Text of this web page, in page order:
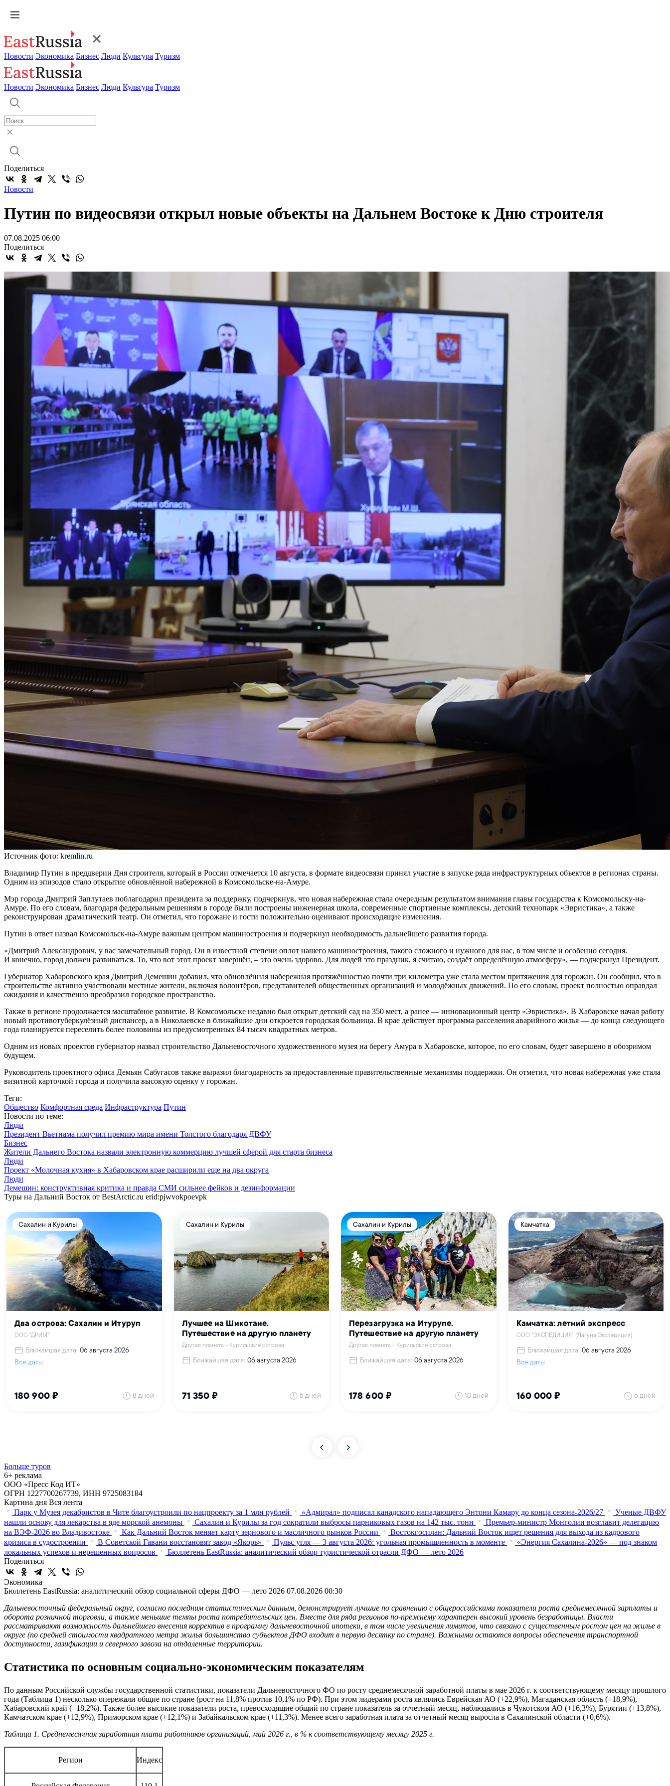
Новости Экономика Бизнес Люди Культура Туризм
Новости Экономика Бизнес Люди Культура Туризм
Поделиться
Новости
Путин по видеосвязи открыл новые объекты на Дальнем Востоке к Дню строителя
07.08.2025 06:00
Поделиться
Источник фото: kremlin.ru
Владимир Путин в преддверии Дня строителя, который в России отмечается 10 августа, в формате видеосвязи принял участие в запуске ряда инфраструктурных объектов в регионах страны.
Одним из эпизодов стало открытие обновлённой набережной в Комсомольске-на-Амуре.
Мэр города Дмитрий Заплутаев поблагодарил президента за поддержку, подчеркнув, что новая набережная стала очередным результатом внимания главы государства к Комсомольску-на-
Амуре. По его словам, благодаря федеральным решениям в городе были построены инженерная школа, современные спортивные комплексы, детский технопарк «Эвристика», а также
реконструирован драматический театр. Он отметил, что горожане и гости положительно оценивают происходящие изменения.
Путин в ответ назвал Комсомольск-на-Амуре важным центром машиностроения и подчеркнул необходимость дальнейшего развития города.
«Дмитрий Александрович, у вас замечательный город. Он в известной степени оплот нашего машиностроения, такого сложного и нужного для нас, в том числе и особенно сегодня.
И конечно, город должен развиваться. То, что вот этот проект завершён, – это очень здорово. Для людей это праздник, я считаю, создаёт определённую атмосферу», — подчеркнул Президент.
Губернатор Хабаровского края Дмитрий Демешин добавил, что обновлённая набережная протяжённостью почти три километра уже стала местом притяжения для горожан. Он сообщил, что в
строительстве активно участвовали местные жители, включая волонтёров, представителей общественных организаций и молодёжных движений. По его словам, проект полностью оправдал
ожидания и качественно преобразил городское пространство.
Также в регионе продолжается масштабное развитие. В Комсомольске недавно был открыт детский сад на 350 мест, а ранее — инновационный центр «Эвристика». В Хабаровске начал работу
новый противотуберкулёзный диспансер, а в Николаевске в ближайшие дни откроется городская больница. В крае действует программа расселения аварийного жилья — до конца следующего
года планируется переселить более половины из предусмотренных 84 тысяч квадратных метров.
Одним из новых проектов губернатор назвал строительство Дальневосточного художественного музея на берегу Амура в Хабаровске, которое, по его словам, будет завершено в обозримом
будущем.
Руководитель проектного офиса Демьян Сабугасов также выразил благодарность за предоставленные правительственные механизмы поддержки. Он отметил, что новая набережная уже стала
визитной карточкой города и получила высокую оценку у горожан.
Теги:
Общество Комфортная среда Инфраструктура Путин
Новости по теме:
Люди
Президент Вьетнама получил премию мира имени Толстого благодаря ДВФУ
Бизнес
Жители Дальнего Востока назвали электронную коммерцию лучшей сферой для старта бизнеса
Люди
Проект «Молочная кухня» в Хабаровском крае расширили еще на два округа
Люди
Демешин: конструктивная критика и правда СМИ сильнее фейков и дезинформации
Туры на Дальний Восток от BestArctic.ru erid:pjwvokpoevpk
Больше туров
6+ реклама
ООО «Пресс Код ИТ»
ОГРН 1227700267739, ИНН 9725083184
Картина дня Вся лента
Парк у Музея декабристов в Чите благоустроили по нацпроекту за 1 млн рублей
«Адмирал» подписал канадского нападающего Энтони Камару до конца сезона-2026/27
Ученые ДВФУ
нашли основу для лекарства в яде морской анемоны
Сахалин и Курилы за год сократили выбросы парниковых газов на 142 тыс. тонн
Премьер-министр Монголии возглавит делегацию
на ВЭФ‑2026 во Владивостоке
Как Дальний Восток меняет карту зернового и масличного рынков России
Востокгосплан: Дальний Восток ищет решения для выхода из кадрового
кризиса в судостроении
В Советской Гавани восстановят завод «Якорь» Пульс угля — 3 августа 2026: угольная промышленность в моменте
«Энергия Сахалина-2026» — под знаком
локальных успехов и нерешенных вопросов
Бюллетень EastRussia: аналитический обзор туристической отрасли ДФО — лето 2026
Поделиться
Экономика
Бюллетень EastRussia: аналитический обзор социальной сферы ДФО — лето 2026 07.08.2026 00:30
Дальневосточный федеральный округ, согласно последним статистическим данным, демонстрирует лучшие по сравнению с общероссийскими показатели роста среднемесячной зарплаты и
оборота розничной торговли, а также меньшие темпы роста потребительских цен. Вместе для ряда регионов по-прежнему характерен высокий уровень безработицы. Власти
рассматривают возможность дальнейшего внесения корректив в программу дальневосточной ипотеки, в том числе увеличения лимитов, что связано с существенным ростом цен на жилье в
округе (по средней стоимости квадратного метра жилья большинство субъектов ДФО входит в первую десятку по стране). Важными остаются вопросы обеспечения транспортной
доступности, газификации и северного завоза на отдаленные территории.
Статистика по основным социально-экономическим показателям
По данным Российской службы государственной статистики, показатели Дальневосточного ФО по росту среднемесячной заработной платы в мае 2026 г. к соответствующему месяцу прошлого
года (Таблица 1) несколько опережали общие по стране (рост на 11,8% против 10,1% по РФ). При этом лидерами роста являлись Еврейская АО (+22,9%), Магаданская область (+18,9%),
Хабаровский край (+18,2%). Также более высокие показатели роста, превосходящие общий по стране показатель за отчетный месяц, наблюдались в Чукотском АО (+16,3%), Бурятии (+13,8%),
Камчатском крае (+12,9%), Приморском крае (+12,1%) и Забайкальском крае (+11,3%). Менее всего заработная плата за отчетный месяц выросла в Сахалинской области (+0,6%).
Таблица 1. Среднемесячная заработная плата работников организаций, май 2026 г., в % к соответствующему месяцу 2025 г.
Регион Индекс